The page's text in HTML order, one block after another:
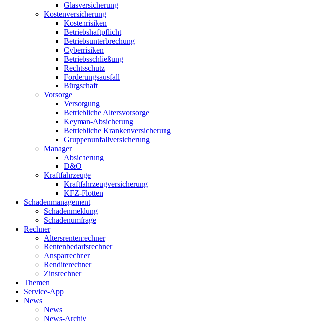
Glasversicherung
Kostenversicherung
Kostenrisiken
Betriebshaftpflicht
Betriebsunterbrechung
Cyberrisiken
Betriebsschließung
Rechtsschutz
Forderungsausfall
Bürgschaft
Vorsorge
Versorgung
Betriebliche Altersvorsorge
Keyman-Absicherung
Betriebliche Krankenversicherung
Gruppenunfallversicherung
Manager
Absicherung
D&O
Kraftfahrzeuge
Kraftfahrzeugversicherung
KFZ-Flotten
Schadenmanagement
Schadenmeldung
Schadenumfrage
Rechner
Altersrentenrechner
Rentenbedarfsrechner
Ansparrechner
Renditerechner
Zinsrechner
Themen
Service-App
News
News
News-Archiv